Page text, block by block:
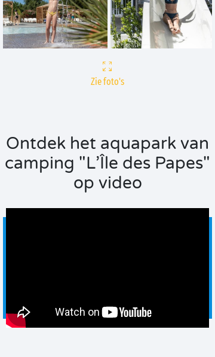
Zie foto's
Ontdek het aquapark van
camping "L’Île des Papes"
op video